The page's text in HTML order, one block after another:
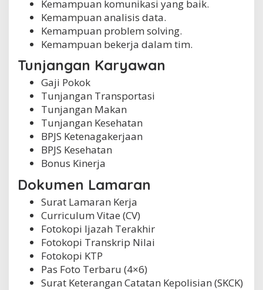
Kemampuan komunikasi yang baik.
Kemampuan analisis data.
Kemampuan problem solving.
Kemampuan bekerja dalam tim.
Tunjangan Karyawan
Gaji Pokok
Tunjangan Transportasi
Tunjangan Makan
Tunjangan Kesehatan
BPJS Ketenagakerjaan
BPJS Kesehatan
Bonus Kinerja
Dokumen Lamaran
Surat Lamaran Kerja
Curriculum Vitae (CV)
Fotokopi Ijazah Terakhir
Fotokopi Transkrip Nilai
Fotokopi KTP
Pas Foto Terbaru (4×6)
Surat Keterangan Catatan Kepolisian (SKCK)